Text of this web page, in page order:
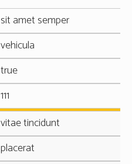
sit amet semper
vehicula
true
111
vitae tincidunt
placerat